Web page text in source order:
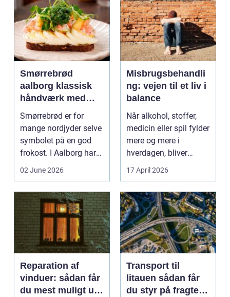
Smørrebrød
aalborg klassisk
håndværk med
moderne twist
Smørrebrød er for
mange nordjyder selve
symbolet på en god
frokost. I Aalborg har
den klassiske spis...
02 June 2026
Misbrugsbehandli
ng: vejen til et liv i
balance
Når alkohol, stoffer,
medicin eller spil fylder
mere og mere i
hverdagen, bliver
grænsen...
17 April 2026
Reparation af
vinduer: sådan får
du mest muligt ud
Transport til
litauen sådan får
du styr på fragten